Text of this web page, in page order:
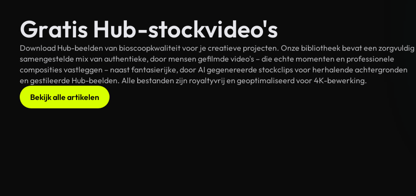
Gratis Hub-stockvideo's
Download Hub-beelden van bioscoopkwaliteit voor je creatieve projecten. Onze bibliotheek bevat een zorgvuldig
samengestelde mix van authentieke, door mensen gefilmde video's – die echte momenten en professionele
composities vastleggen – naast fantasierijke, door AI gegenereerde stockclips voor herhalende achtergronden
en gestileerde Hub-beelden. Alle bestanden zijn royaltyvrij en geoptimaliseerd voor 4K-bewerking.
Bekijk alle artikelen